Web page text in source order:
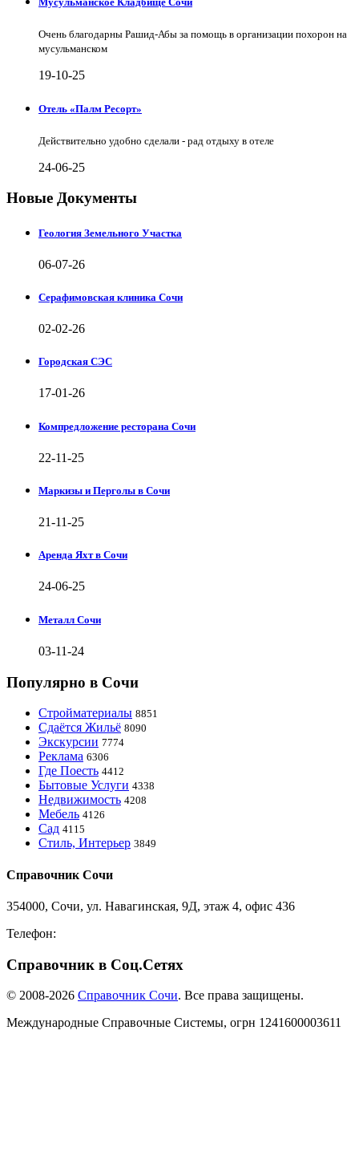
Очень благодарны Рашид-Абы за помощь в организации похорон на
мусульманском
19-10-25
Отель «Палм Ресорт»
Действительно удобно сделали - рад отдыху в отеле
24-06-25
Новые Документы
Геология Земельного Участка
06-07-26
Серафимовская клиника Сочи
02-02-26
Городская СЭС
17-01-26
Компредложение ресторана Сочи
22-11-25
Маркизы и Перголы в Сочи
21-11-25
Аренда Яхт в Сочи
24-06-25
Металл Сочи
03-11-24
Популярно в Сочи
Стройматериалы 8851
Сдаётся Жильё 8090
Экскурсии 7774
Реклама 6306
Где Поесть 4412
Бытовые Услуги 4338
Недвижимость 4208
Мебель 4126
Сад 4115
Стиль, Интерьер 3849
Справочник Сочи
354000, Сочи, ул. Навагинская, 9Д, этаж 4, офис 436
Телефон:
Справочник в Соц.Сетях
© 2008-2026 Справочник Сочи. Все права защищены.
Международные Справочные Системы, огрн 1241600003611